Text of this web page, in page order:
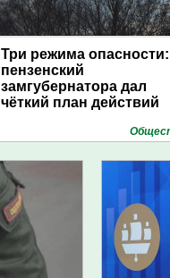
Три режима опасности:
пензенский
замгубернатора дал
чёткий план действий